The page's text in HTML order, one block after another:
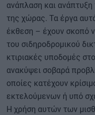
ανάπλαση και
της χώρας. Τα έργα
έκθεση – έχουν σκοπό
του σιδηροδρομικού
κτιριακές υποδομές
ανακύψει σοβαρά
οποίες κατέχουν
εκτελούμενων ή υπό
Η χρήση αυτών των